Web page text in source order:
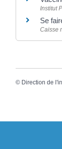
Institut
Se
Caisse
© Direction de